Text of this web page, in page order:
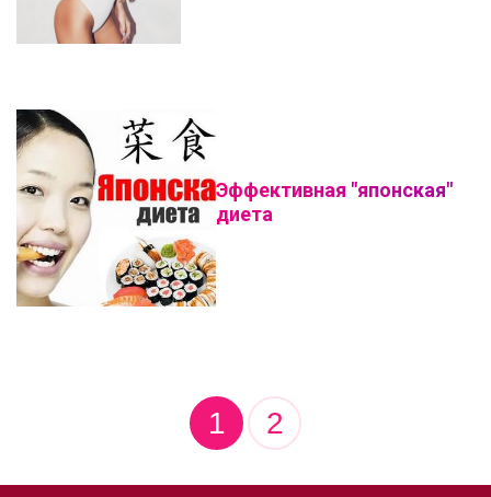
Эффективная "японская"
диета
1 2